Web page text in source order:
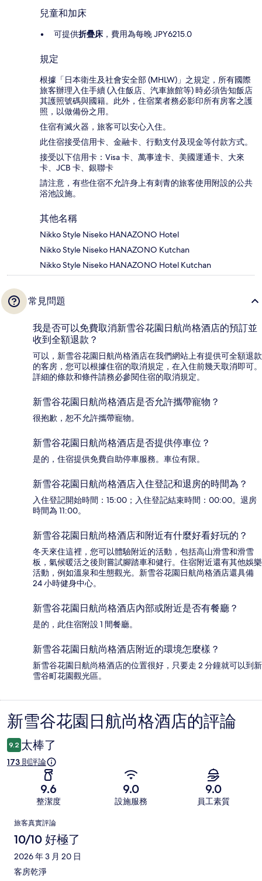
兒童和加床
可提供折疊床 ，費用為每晚 JPY6215.0
規定
根據「日本衛生及社會安全部 (MHLW)」之規定，所有國際
旅客辦理入住手續 (入住飯店、汽車旅館等) 時必須告知飯店
其護照號碼與國籍。此外，住宿業者務必影印所有房客之護
照，以做備份之用。
住宿有滅火器，旅客可以安心入住。
此住宿接受信用卡、金融卡、行動支付及現金等付款方式。
接受以下信用卡：Visa 卡、萬事達卡、美國運通卡、大來
卡、JCB 卡、銀聯卡
請注意，有些住宿不允許身上有刺青的旅客使用附設的公共
浴池設施。
其他名稱
Nikko Style Niseko HANAZONO Hotel
Nikko Style Niseko HANAZONO Kutchan
Nikko Style Niseko HANAZONO Hotel Kutchan
常見問題
我是否可以免費取消新雪谷花園日航尚格酒店的預訂並
收到全額退款？
可以，新雪谷花園日航尚格酒店在我們網站上有提供可全額退款
的客房，您可以根據住宿的取消規定，在入住前幾天取消即可。
詳細的條款和條件請務必參閱住宿的取消規定。
新雪谷花園日航尚格酒店是否允許攜帶寵物？
很抱歉，恕不允許攜帶寵物。
新雪谷花園日航尚格酒店是否提供停車位？
是的，住宿提供免費自助停車服務。車位有限。
新雪谷花園日航尚格酒店入住登記和退房的時間為？
入住登記開始時間：15:00；入住登記結束時間：00:00。退房
時間為 11:00。
新雪谷花園日航尚格酒店和附近有什麼好看好玩的？
冬天來住這裡，您可以體驗附近的活動，包括高山滑雪和滑雪
板，氣候暖活之後則嘗試腳踏車和健行。住宿附近還有其他娛樂
活動，例如溫泉和生態觀光。新雪谷花園日航尚格酒店還具備
24 小時健身中心。
新雪谷花園日航尚格酒店內部或附近是否有餐廳？
是的，此住宿附設 1 間餐廳。
新雪谷花園日航尚格酒店附近的環境怎麼樣？
新雪谷花園日航尚格酒店的位置很好，只要走 2 分鐘就可以到新
雪谷町花園觀光區。
評
論
新雪谷花園日航尚格酒店的評論
9.2 太棒了
173 則評論
9.6
整潔度
9.0
設施服務
9.0
員工素質
評
論
旅客真實評論
10/10 好極了
2026 年 3 月 20 日
客房乾淨